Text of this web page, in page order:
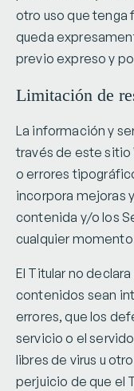
otro uso que tenga
queda
previo expreso y
Limitación de
La información y
través de este sitio
o errores
incorpora mejoras
contenida y/o los
cualquier
El Titular no
contenidos sean
errores, que los
servicio o el
libres de virus u
perjuicio de que el